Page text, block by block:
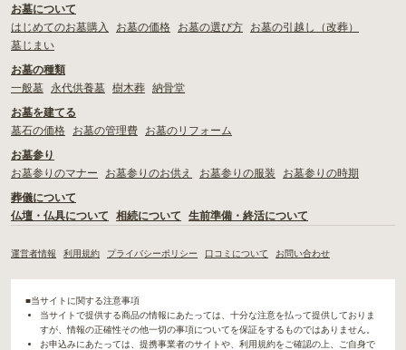
お墓について
はじめてのお墓購入
お墓の価格 お墓の選び方
お墓の引越し（改葬）
墓じまい
お墓の種類
一般墓
永代供養墓 樹木葬 納骨堂
お墓を建てる
墓石の価格
お墓の管理費
お墓のリフォーム
お墓参り
お墓参りのマナー
お墓参りのお供え お墓参りの服装
お墓参りの時期
葬儀について
仏壇・仏具について
相続について 生前準備・終活について
運営者情報 利用規約 プライバシーポリシー 口コミについて お問い合わせ
■当サイトに関する注意事項
当サイトで提供する商品の情報にあたっては、十分な注意を払って提供しておりま
すが、情報の正確性その他一切の事項についてを保証をするものではありません。
お申込みにあたっては、提携事業者のサイトや、利用規約をご確認の上、ご自身で